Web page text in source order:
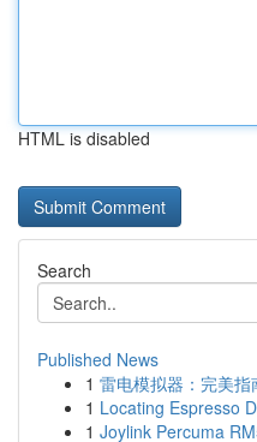
HTML is disabled
Search
Published News
1 雷电模拟器：完美
1 Locating Espresso
1 Joylink Percuma